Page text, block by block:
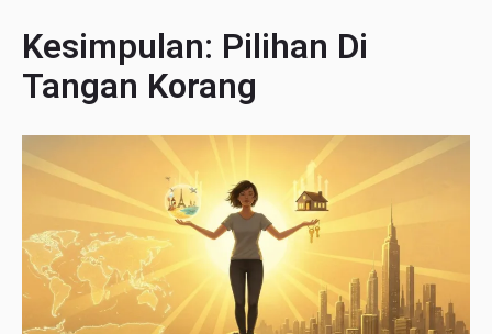
Kesimpulan: Pilihan Di
Tangan Korang